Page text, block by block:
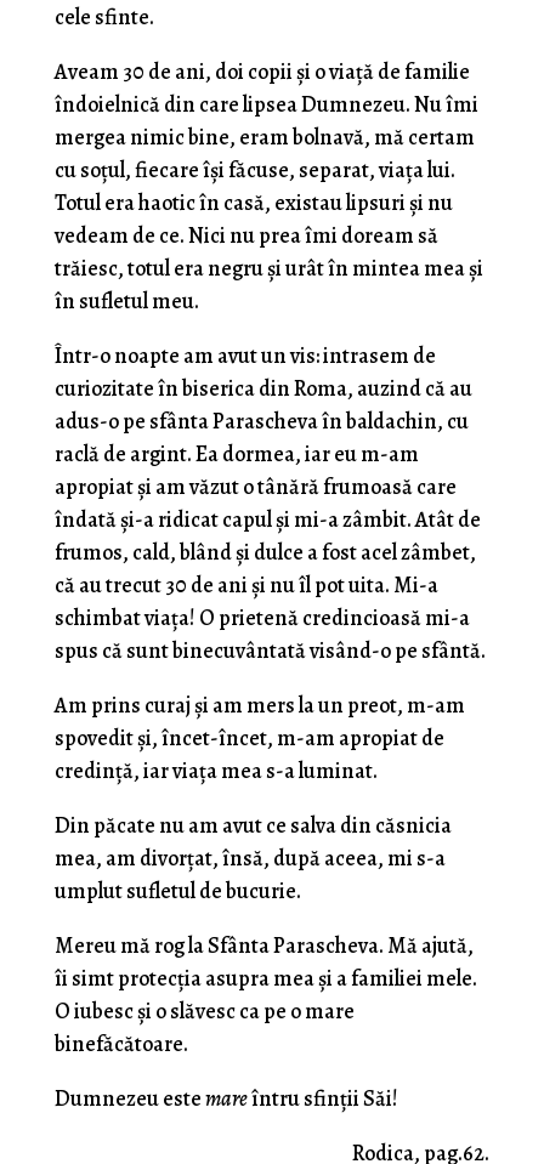
cele sfinte.
Aveam 30 de ani, doi copii şi o viaţă de familie
îndoielnică din care lipsea Dumnezeu. Nu îmi
mergea nimic bine, eram bolnavă, mă certam
cu soţul, fiecare îşi făcuse, separat, viaţa lui.
Totul era haotic în casă, existau lipsuri şi nu
vedeam de ce. Nici nu prea îmi doream să
trăiesc, totul era negru şi urât în mintea mea şi
în sufletul meu.
Într-o noapte am avut un vis: intrasem de
curiozitate în biserica din Roma, auzind că au
adus-o pe sfânta Parascheva în baldachin, cu
raclă de argint. Ea dormea, iar eu m-am
apropiat şi am văzut o tânără frumoasă care
îndată şi-a ridicat capul şi mi-a zâmbit. Atât de
frumos, cald, blând şi dulce a fost acel zâmbet,
că au trecut 30 de ani şi nu îl pot uita. Mi-a
schimbat viaţa! O prietenă credincioasă mi-a
spus că sunt binecuvântată visând-o pe sfântă.
Am prins curaj şi am mers la un preot, m-am
spovedit şi, încet-încet, m-am apropiat de
credinţă, iar viaţa mea s-a luminat.
Din păcate nu am avut ce salva din căsnicia
mea, am divorţat, însă, după aceea, mi s-a
umplut sufletul de bucurie.
Mereu mă rog la Sfânta Parascheva. Mă ajută,
îi simt protecţia asupra mea şi a familiei mele.
O iubesc şi o slăvesc ca pe o mare
binefăcătoare.
Dumnezeu estemareîntru sfinţii Săi!
Rodica, pag.62.